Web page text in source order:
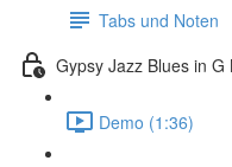
Tabs und Noten
Gypsy Jazz Blues in G
Demo (1:36)